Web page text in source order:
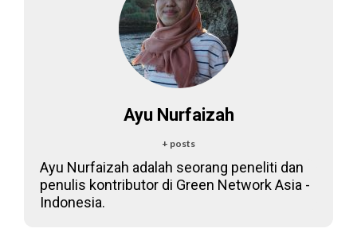
Ayu Nurfaizah
+ posts
Ayu Nurfaizah adalah seorang peneliti dan
penulis kontributor di Green Network Asia -
Indonesia.